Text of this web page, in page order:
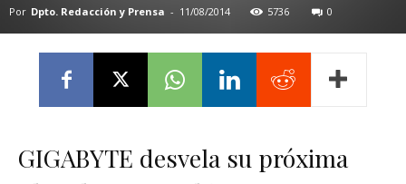
Por Dpto. Redacción y Prensa - 11/08/2014 5736 0
GIGABYTE desvela su próxima